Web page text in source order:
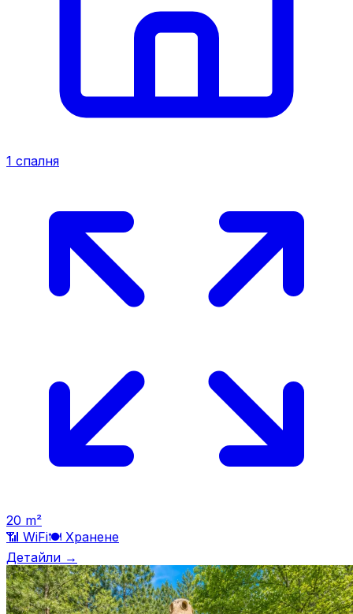
1 спалня
20 m²
📶 WiFi🍽️ Хранене
Детайли →